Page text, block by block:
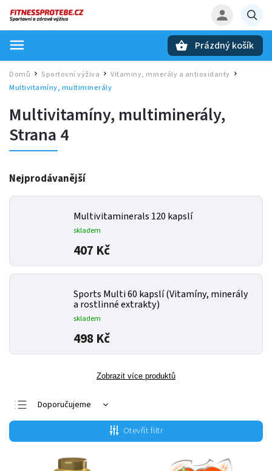
Prázdný košík
Domů / Sportovní výživa / Vitaminy, minerály a antioxidanty
Multivitamíny, multiminerály
Multivitamíny, multiminerály,
Strana 4
Nejprodávanější
Multivitaminerals 120 kapslí
skladem
407 Kč
Sports Multi 60 kapslí (Vitamíny, minerály
a rostlinné extrakty)
skladem
498 Kč
Zobrazit více produktů
Doporučujeme
Nejlevnější
Nejdražší
Nejprodávanější
Otevřít filtr